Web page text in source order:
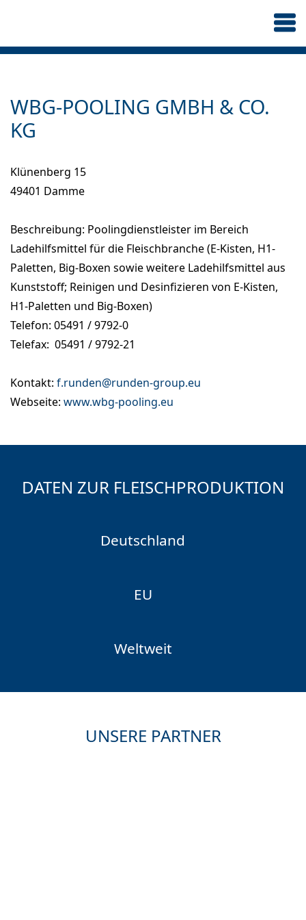
WBG-POOLING GMBH & CO.
KG
Klünenberg 15
49401 Damme
Beschreibung: Poolingdienstleister im Bereich
Ladehilfsmittel für die Fleischbranche (E-Kisten, H1-
Paletten, Big-Boxen sowie weitere Ladehilfsmittel aus
Kunststoff; Reinigen und Desinfizieren von E-Kisten,
H1-Paletten und Big-Boxen)
Telefon: 05491 / 9792-0
Telefax: 05491 / 9792-21
Kontakt: f.runden@runden-group.eu
Webseite: www.wbg-pooling.eu
DATEN ZUR FLEISCHPRODUKTION
Deutschland
EU
Weltweit
UNSERE PARTNER